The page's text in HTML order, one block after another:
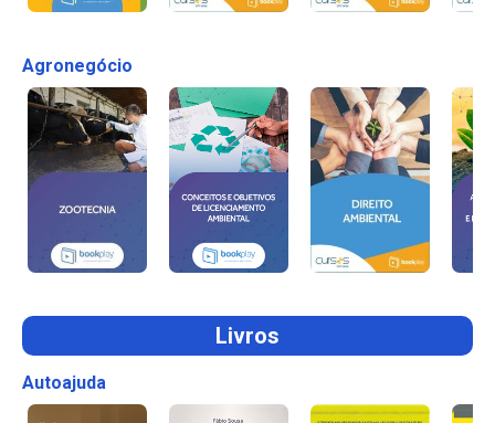
Agronegócio
Livros
Autoajuda